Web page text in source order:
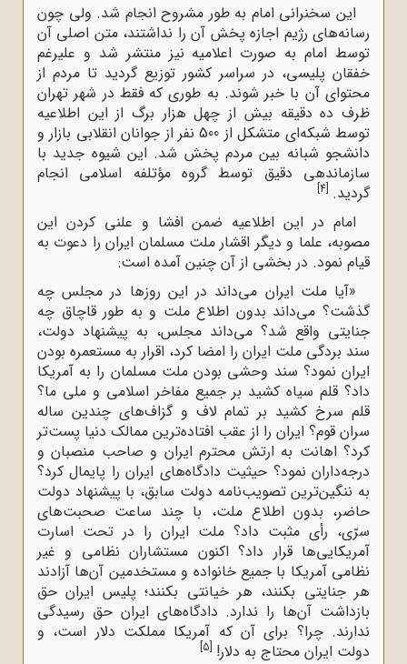
این سخنرانی امام به طور مشروح انجام شد. ولی چون
رسانه‌های رژیم اجازه پخش آن را نداشتند، متن اصلی آن
توسط امام به صورت اعلامیه نیز منتشر شد و علیرغم
خفقان پلیسی، در سراسر کشور توزیع گردید تا مردم از
محتوای آن با خبر شوند. به طوری که فقط در شهر تهران
ظرف ده دقیقه بیش از چهل هزار برگ از این اطلاعیه
توسط شبکه‌ای متشکل از 500 نفر از جوانان انقلابی بازار و
دانشجو شبانه بین مردم پخش شد. این شیوه جدید با
سازماندهی دقیق توسط گروه مؤتلفه اسلامی انجام
گردید. [4]
امام در این اطلاعیه ضمن افشا و علنی کردن این
مصوبه، علما و دیگر اقشار ملت مسلمان ایران‌ را دعوت به
قیام نمود. در بخشی از آن چنین آمده است:
«آیا ملت ایران مى‌داند در این روزها در مجلس چه
گذشت؟ مى‌داند بدون اطلاع ملت و به طور قاچاق چه
جنایتى واقع شد؟ مى‌داند مجلس، به پیشنهاد دولت،
سند بردگى ملت ایران را امضا کرد، اقرار به مستعمره بودن
ایران نمود؟ سند وحشى بودن ملت مسلمان را به آمریکا
داد؟ قلم سیاه کشید بر جمیع مفاخر اسلامى و ملى ما؟
قلم سرخ کشید بر تمام لاف و گزاف‌هاى چندین ساله
سران قوم؟ ایران را از عقب افتاده‌ترین ممالک دنیا پست‌تر
کرد؟ اهانت به ارتش محترم ایران و صاحب منصبان و
درجه‌داران نمود؟ حیثیت دادگاه‌هاى ایران را پایمال کرد؟
به ننگین‌ترین تصویب‌نامه دولت سابق، با پیشنهاد دولت
حاضر، بدون اطلاع ملت، با چند ساعت صحبت‌هاى
سرّى، رأى مثبت داد؟ ملت ایران را در تحت اسارت
آمریکایى‌ها قرار داد؟ اکنون مستشاران نظامى و غیر
نظامى آمریکا با جمیع خانواده و مستخدمین آن‌ها آزادند
هر جنایتى بکنند، هر خیانتى بکنند؛ پلیس ایران حق
بازداشت آن‌ها را ندارد. دادگاه‌هاى ایران حق رسیدگى
ندارند. چرا؟ براى آن که آمریکا مملکت دلار است، و
دولت ایران محتاج به دلار! [5]